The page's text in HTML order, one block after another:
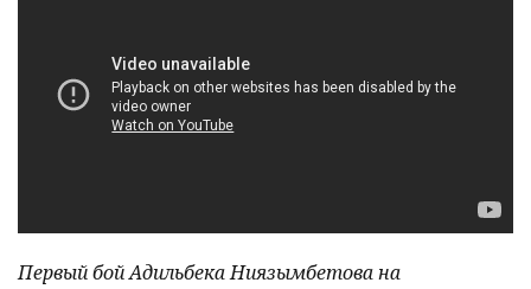
Первый бой Адильбека Ниязымбетова на